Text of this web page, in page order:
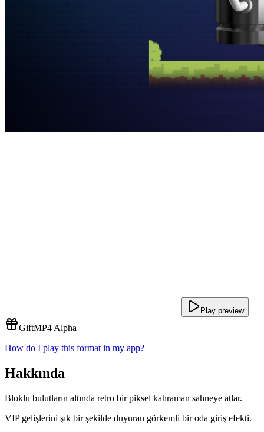
Play preview
GiftMP4 Alpha
How do I play this format in my app?
Hakkında
Bloklu bulutların altında retro bir piksel kahraman sahneye atlar.
VIP gelişlerini şık bir şekilde duyuran görkemli bir oda giriş efekti.